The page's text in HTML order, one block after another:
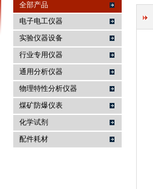
麦科仪（北京）科技有限公司
全部产品
电子电工仪器
实验仪器设备
行业专用仪器
通用分析仪器
物理特性分析仪器
煤矿防爆仪表
化学试剂
配件耗材